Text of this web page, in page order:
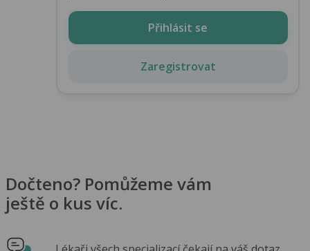
Přihlásit se
Zaregistrovat
Dočteno? Pomůžeme vám
ještě o kus víc.